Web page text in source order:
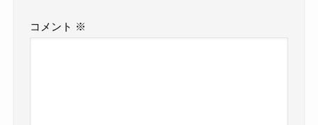
コメント ※